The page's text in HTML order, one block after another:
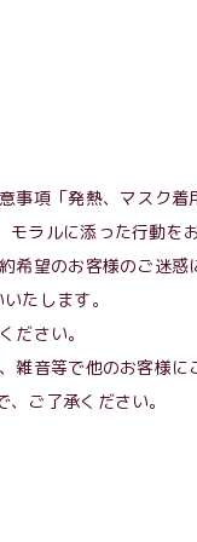
事項「発熱、マスク着
ラルに添った行動を
希望のお客様のご迷惑
たします。
ださい。
雑音等で他のお客様に
ご了承ください。